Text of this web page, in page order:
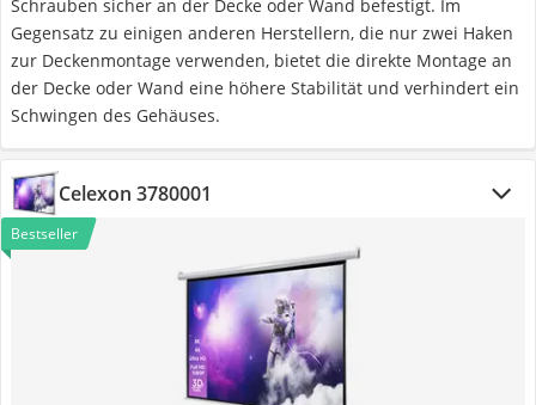
Schrauben sicher an der Decke oder Wand befestigt. Im
Gegensatz zu einigen anderen Herstellern, die nur zwei Haken
zur Deckenmontage verwenden, bietet die direkte Montage an
der Decke oder Wand eine höhere Stabilität und verhindert ein
Schwingen des Gehäuses.
Celexon 3780001
Bestseller